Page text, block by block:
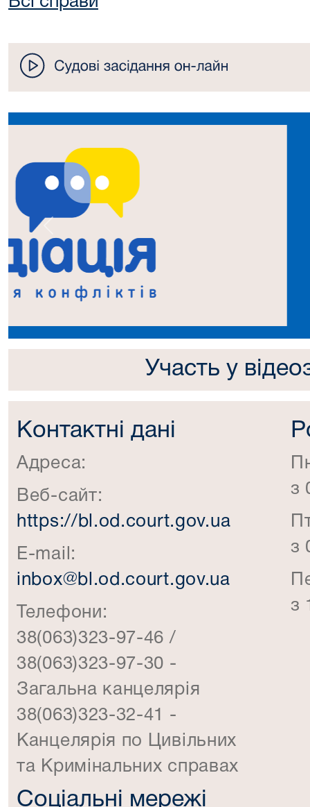
Попередній
Участь у
Контактні дані
Адреса:
Веб-сайт:
https://bl.od.court.gov.ua
E-mail:
inbox@bl.od.court.gov.ua
Телефони:
38(063)323-97-46 /
38(063)323-97-30 -
Загальна канцелярія
38(063)323-32-41 -
Канцелярія по Цивільних
та Кримінальних справах
Соціальні мережі
з
з
з